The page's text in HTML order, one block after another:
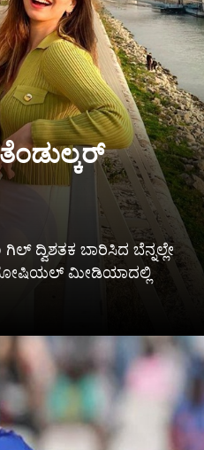
ದ್ವಿಶತಕ ಬಾರಿಸಿದ ಬೆನ್ನಲ್ಲೇ
ಮೀಡಿಯಾದಲ್ಲಿ